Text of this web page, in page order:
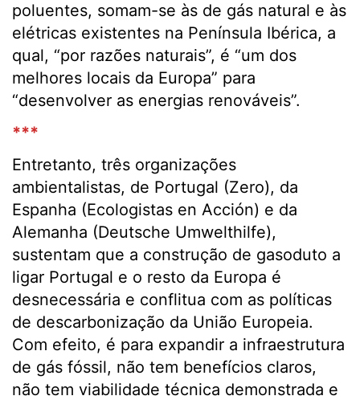
poluentes, somam-se às de gás natural e às
elétricas existentes na Península Ibérica, a
qual, “por razões naturais”, é “um dos
melhores locais da Europa” para
“desenvolver as energias renováveis”.
***
Entretanto, três organizações
ambientalistas, de Portugal (Zero), da
Espanha (Ecologistas en Acción) e da
Alemanha (Deutsche Umwelthilfe),
sustentam que a construção de gasoduto a
ligar Portugal e o resto da Europa é
desnecessária e conflitua com as políticas
de descarbonização da União Europeia.
Com efeito, é para expandir a infraestrutura
de gás fóssil, não tem benefícios claros,
não tem viabilidade técnica demonstrada e